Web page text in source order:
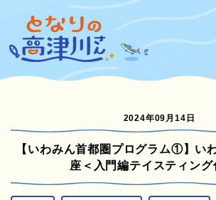
2024年09月14日
【いわみん首都圏プログラム①】い
座＜入門編テイスティング